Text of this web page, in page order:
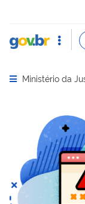
Abrir menu
Ministério da